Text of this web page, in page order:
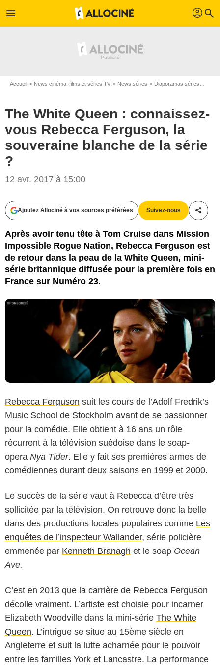
menu profil search
Accueil News cinéma, films et séries TV News séries Diaporamas séries
The White Queen : connaissez-
vous Rebecca Ferguson, la
souveraine blanche de la série
?
12 avr. 2017 à 15:00
Ajoutez Allociné à vos sources préférées Suivez-nous
Après avoir tenu tête à Tom Cruise dans Mission
Impossible Rogue Nation, Rebecca Ferguson est
de retour dans la peau de la White Queen, mini-
série britannique diffusée pour la première fois en
France sur Numéro 23.
Paramount Pictures France
Rebecca Ferguson suit les cours de l’Adolf Fredrik’s
Music School de Stockholm avant de se passionner
pour la comédie. Elle obtient à 16 ans un rôle
récurrent à la télévision suédoise dans le soap-
opera Nya Tider. Elle y fait ses premières armes de
comédiennes durant deux saisons en 1999 et 2000.
Le succès de la série vaut à Rebecca d’être très
sollicitée par la télévision. On retrouve donc la belle
dans des productions locales populaires comme Les
enquêtes de l’inspecteur Wallander, série policière
emmenée par Kenneth Branagh et le soap Ocean
Ave.
C’est en 2013 que la carrière de Rebecca Ferguson
décolle vraiment. L’artiste est choisie pour incarner
Elizabeth Woodville dans la mini-série The White
Queen. L’intrigue se situe au 15ème siècle en
Angleterre et suit la lutte acharnée pour le pouvoir
entre les familles York et Lancastre. La performance